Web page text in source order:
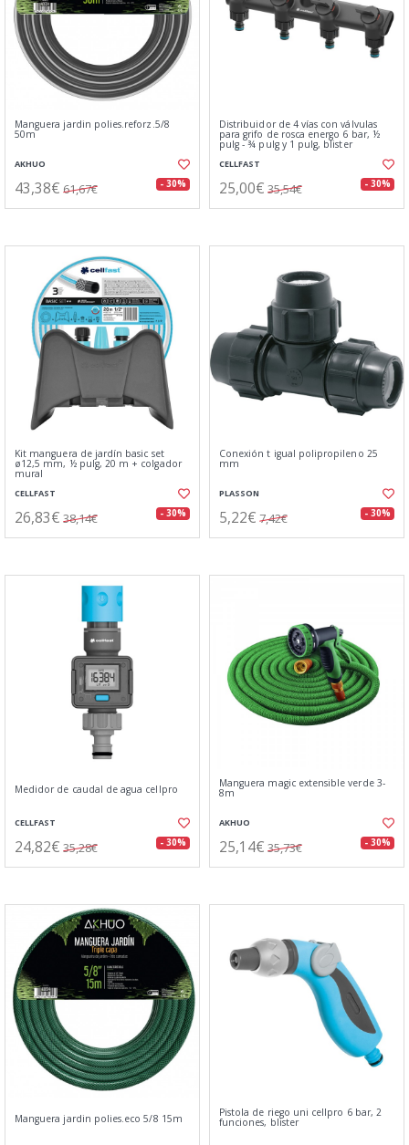
Manguera jardin polies.reforz.5/8
50m
AKHUO
43,38€ 61,67€ - 30%
Distribuidor de 4 vías con válvulas
para grifo de rosca energo 6 bar, ½
pulg - ¾ pulg y 1 pulg, blister
CELLFAST
25,00€ 35,54€ - 30%
Kit manguera de jardín basic set
ø12,5 mm, ½ pulg, 20 m + colgador
mural
CELLFAST
26,83€ 38,14€ - 30%
Conexión t igual polipropileno 25
mm
PLASSON
5,22€ 7,42€ - 30%
Medidor de caudal de agua cellpro
CELLFAST
24,82€ 35,28€ - 30%
Manguera magic extensible verde 3-
8m
AKHUO
25,14€ 35,73€ - 30%
Manguera jardin polies.eco 5/8 15m Pistola de riego uni cellpro 6 bar, 2
funciones, blister